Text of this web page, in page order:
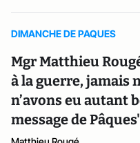
DIMANCHE DE PAQUES
Mgr Matthieu
à la guerre, jamais
n’avons eu autant
message de